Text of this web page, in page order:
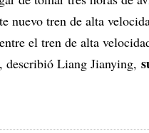
nuevo tren de alta
el tren de alta
describió Liang Jianying,